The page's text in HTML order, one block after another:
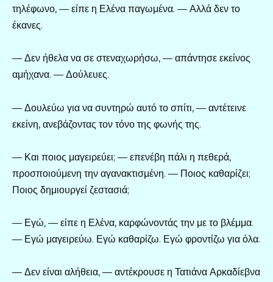
τηλέφωνο, — είπε η Ελένα παγωμένα. — Αλλά δεν το
έκανες.
— Δεν ήθελα να σε στεναχωρήσω, — απάντησε εκείνος
αμήχανα. — Δούλευες.
— Δουλεύω για να συντηρώ αυτό το σπίτι, — αντέτεινε
εκείνη, ανεβάζοντας τον τόνο της φωνής της.
— Και ποιος μαγειρεύει; — επενέβη πάλι η πεθερά,
προσποιούμενη την αγανακτισμένη. — Ποιος καθαρίζει;
Ποιος δημιουργεί ζεστασιά;
— Εγώ, — είπε η Ελένα, καρφώνοντάς την με το βλέμμα.
— Εγώ μαγειρεύω. Εγώ καθαρίζω. Εγώ φροντίζω για όλα.
— Δεν είναι αλήθεια, — αντέκρουσε η Τατιάνα Αρκαδίεβνα